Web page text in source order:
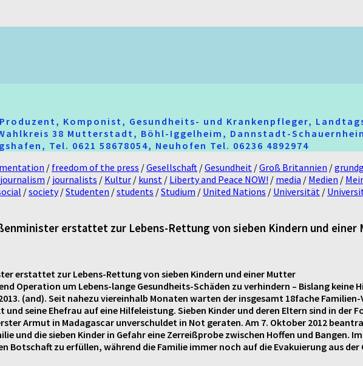
Komponist, Gesundheits- und Krankenpfleger,
Wahlkreis 38 Mutterstadt, Böhl-Iggelheim, Dannstadt-
Tel. 0621 58678054, Neuhofen Tel. 06236 4892974
/ freedom of the press /Gesellschaft /Gesundheit /Groß Britannien /
journalism / journalists / Kultur / kunst / Liberty and Peace NOW! / media / Medien /
/society /Studenten /students /Studium / United Nations / Universität /
erstattet zur Lebens-Rettung von sieben Kindern und einer
erstattet zur Lebens-Rettung von sieben Kindern und einer Mutter
Operation um Lebens-lange Gesundheits-Schäden zu verhindern – Bislang keine
(and). Seit nahezu viereinhalb Monaten warten der insgesamt 18fache
seine Ehefrau auf eine Hilfeleistung. Sieben Kinder und deren Eltern sind in der
Armut in Madagascar unverschuldet in Not geraten. Am 7. Oktober 2012
und die sieben Kinder in Gefahr eine Zerreißprobe zwischen Hoffen und Bangen.
Botschaft zu erfüllen, während die Familie immer noch auf die Evakuierung aus